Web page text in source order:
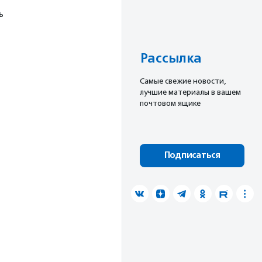
Рассылка
Cамые свежие новости,
лучшие материалы в вашем
почтовом ящике
Подписаться